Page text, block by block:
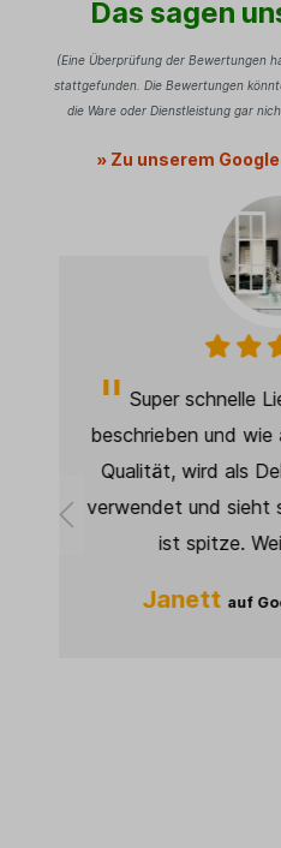
Das sagen
(Eine Überprüfung der Bewertungen
stattgefunden. Die Bewertungen
die Ware oder Dienstleistung gar
» Zu unserem
Super schnelle
beschrieben und wie
Qualität, wird als
verwendet und sieht
ist spitze.
Janettauf